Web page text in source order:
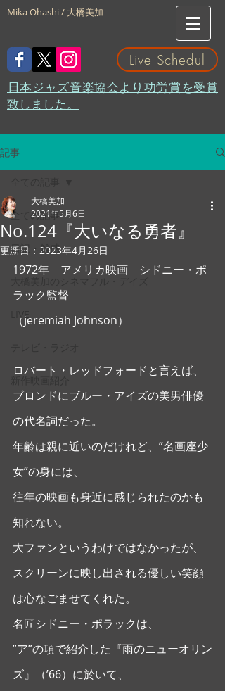
Mika Ohashi / 大橋美加
Live Schedul
​日本ジャズ音楽協会より功労賞を受賞
致しました。
記事
全ての記事
日記・雑感
LIVE
新作映画紹介
No.124『大いなる勇者』
大橋美加
2021年5月6日
更新日： 2023年4月26日
1972年　アメリカ映画　シドニー・ポ
ラック監督
（Jeremiah Johnson）
ロバート・レッドフォードと言えば、
ブロンドにブルー・アイズの美男俳優
の代名詞だった。
年齢は親に近いのだけれど、”名画座少
女”の身には、
往年の映画も身近に感じられたのかも
知れない。
大ファンというわけではなかったが、
スクリーンに映し出される優しい笑顔
は心なごませてくれた。
名匠シドニー・ポラックは、
”ア”の項で紹介した『雨のニューオリン
ズ』（’66）に於いて、